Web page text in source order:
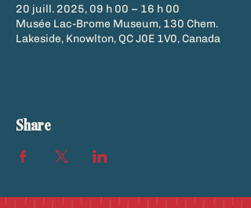
20 juill. 2025, 09 h 00 – 16 h 00
Musée Lac-Brome Museum, 130 Chem.
Lakeside, Knowlton, QC J0E 1V0, Canada
Share